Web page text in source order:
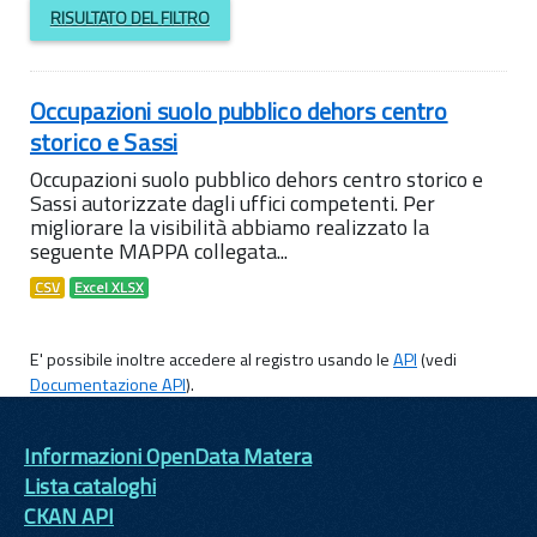
RISULTATO DEL FILTRO
Occupazioni suolo pubblico dehors centro
storico e Sassi
Occupazioni suolo pubblico dehors centro storico e
Sassi autorizzate dagli uffici competenti. Per
migliorare la visibilità abbiamo realizzato la
seguente MAPPA collegata...
CSV Excel XLSX
E' possibile inoltre accedere al registro usando leAPI(vedi
Documentazione API).
Informazioni OpenData Matera
Lista cataloghi
CKAN API